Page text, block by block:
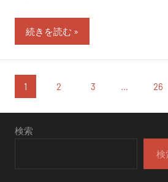
続きを読む
投
稿
の
1 2 3 … 26
検索
検